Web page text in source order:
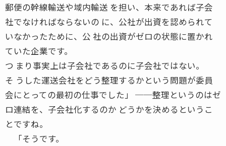
郵便の幹線輸送や域内輸送 を担い、本来であれば子会
社でなければならないの に、公社が出資を認められて
いなかったために、公 社の出資がゼロの状態に置かれ
ていた企業です。
つ まり事実上は子会社であるのに子会社ではない。
そ うした運送会社をどう整理するかという問題が委員
会にとっての最初の仕事でした」 ──整理というのはゼ
ロ連結を、子会社化するのか どうかを決めるというこ
とですね。
「そうです。